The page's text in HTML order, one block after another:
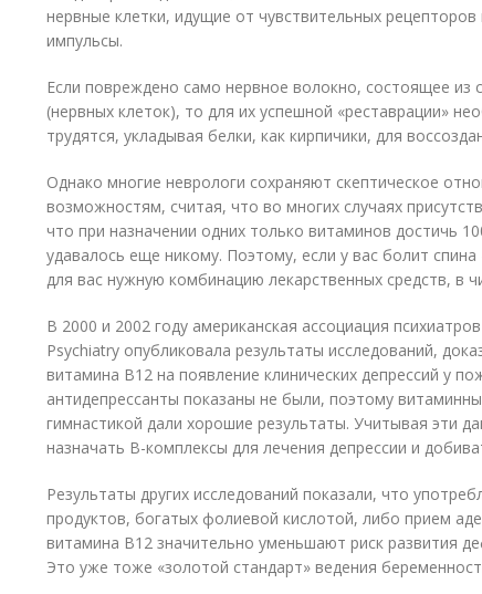
нервные клетки, идущие от чувствительных
импульсы.
Если повреждено само нервное волокно, состоящее из
(нервных клеток), то для их успешной «реставрации»
трудятся, укладывая белки, как кирпичики, для
Однако многие неврологи сохраняют скептическое
возможностям, считая, что во многих случаях
что при назначении одних только витаминов достичь
удавалось еще никому. Поэтому, если у вас болит
для вас нужную комбинацию лекарственных средств, в
В 2000 и 2002 году американская ассоциация
Psychiatry опубликовала результаты исследований,
витамина B12 на появление клинических депрессий у
антидепрессанты показаны не были, поэтому
гимнастикой дали хорошие результаты. Учитывая эти
назначать В-комплексы для лечения депрессии и
Результаты других исследований показали, что
продуктов, богатых фолиевой кислотой, либо прием
витамина В12 значительно уменьшают риск развития
Это уже тоже «золотой стандарт» ведения